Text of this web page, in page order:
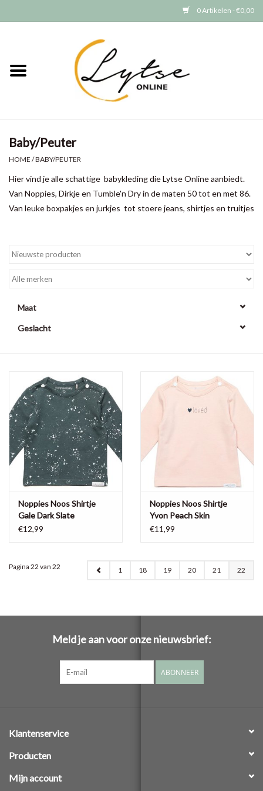
0 Artikelen - €0,00
Meisjes
Merken
Baby/Peuter
HOME /BABY/PEUTER
Hier vind je alle schattige babykleding die Lytse Online aanbiedt.
Van Noppies, Dirkje en Tumble'n Dry in de maten 50 tot en met 86.
Van leuke boxpakjes en jurkjes tot stoere jeans, shirtjes en truitjes
Maat
Geslacht
Noppies Noos Shirtje
Gale Dark Slate
€12,99
Noppies Noos Shirtje
Yvon Peach Skin
€11,99
Pagina 22 van 22 1 18 19 20 21 22
Meld je aan voor onze nieuwsbrief:
ABONNEER
Klantenservice
Producten
Mijn account